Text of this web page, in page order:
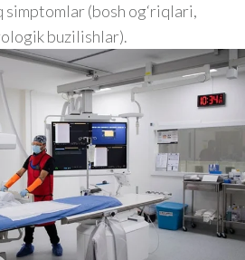
simptomlar (bosh og‘riqlari,
buzilishlar).